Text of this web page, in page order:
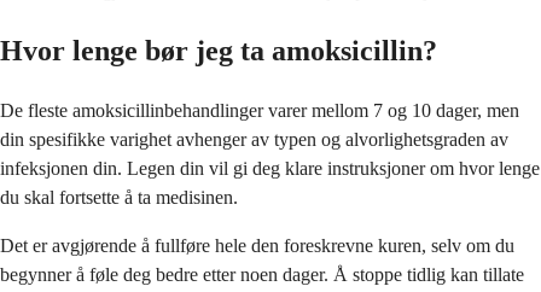
Hvor lenge bør jeg ta amoksicillin?
De fleste amoksicillinbehandlinger varer mellom 7 og 10 dager, men
din spesifikke varighet avhenger av typen og alvorlighetsgraden av
infeksjonen din. Legen din vil gi deg klare instruksjoner om hvor lenge
du skal fortsette å ta medisinen.
Det er avgjørende å fullføre hele den foreskrevne kuren, selv om du
begynner å føle deg bedre etter noen dager. Å stoppe tidlig kan tillate